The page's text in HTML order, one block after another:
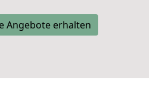
Angebote erhalten